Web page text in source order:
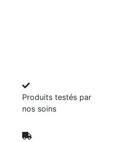
Produits testés par
nos soins